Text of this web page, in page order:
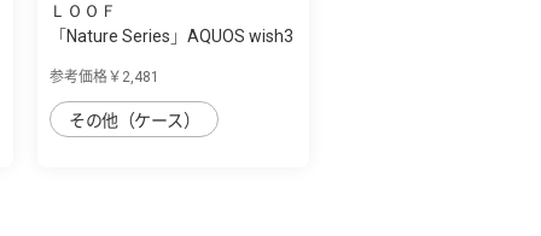
ＬＯＯＦ
「Nature Series」AQUOS wish3
参考価格￥2,481
その他（ケース）